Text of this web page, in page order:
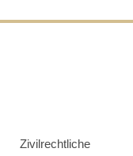
Zivilrechtliche